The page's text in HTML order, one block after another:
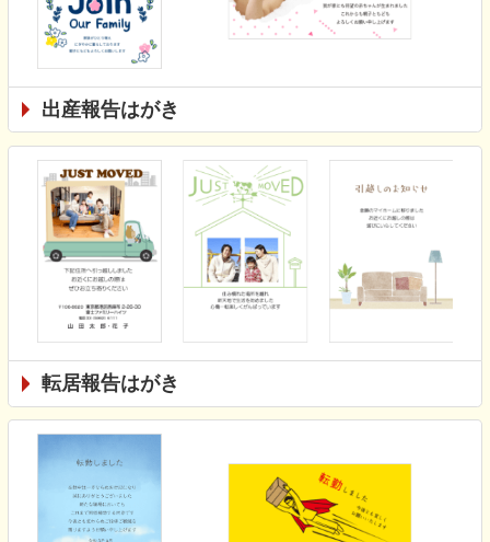
出産報告はがき
転居報告はがき